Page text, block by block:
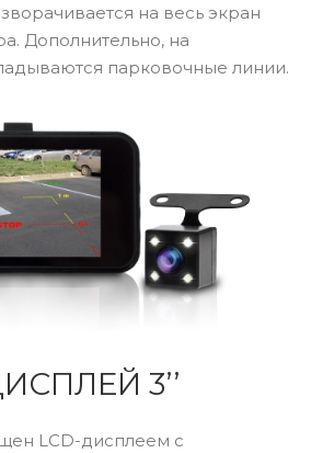
на весь экран
Дополнительно, на
парковочные линии.
3’’
LCD-дисплеем с